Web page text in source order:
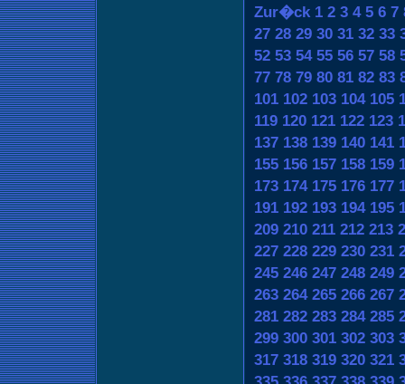
Zur�ck 1 2 3 4 5 6 7
27 28 29 30 31 32 33
52 53 54 55 56 57 58
77 78 79 80 81 82 83
101 102 103 104 105
119 120 121 122 123
137 138 139 140 141
155 156 157 158 159
173 174 175 176 177
191 192 193 194 195
209 210 211 212 213
227 228 229 230 231
245 246 247 248 249
263 264 265 266 267
281 282 283 284 285
299 300 301 302 303
317 318 319 320 321